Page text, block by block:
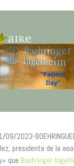
09/2023-
presidenta de la
que Boehringer